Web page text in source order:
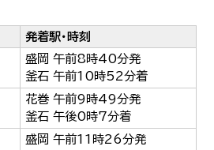
発着駅・時刻
盛岡 午前8時40分発
釜石 午前10時52分着
花巻 午前9時49分発
釜石 午後0時7分着
盛岡 午前11時26分発